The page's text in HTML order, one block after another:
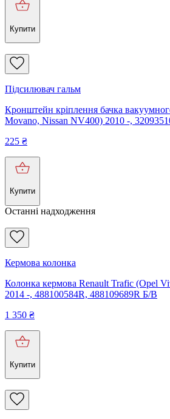
Купити
Підсилювач гальм
Кронштейн кріплення бачка
Movano, Nissan NV400) 2010 -,
225 ₴
Купити
Останні надходження
Кермова колонка
Колонка кермова Renault Trafic (Opel
2014 -, 488100584R, 488109689R Б/В
1 350 ₴
Купити